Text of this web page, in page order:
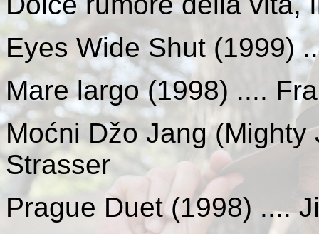
Eyes Wide Shut (1999)
Mare largo (1998) ....
Moćni Džo Jang(Mighty
Strasser
Prague Duet (1998) ....